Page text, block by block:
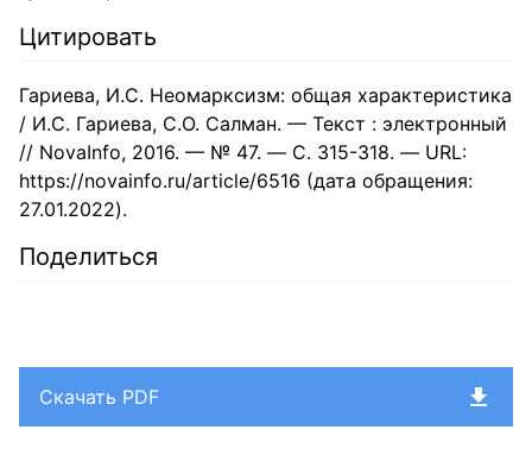
Цитировать
Гариева, И.С. Неомарксизм: общая характеристика
/ И.С. Гариева, С.О. Салман. — Текст : электронный
// NovaInfo, 2016. — № 47. — С. 315-318. — URL:
https://novainfo.ru/article/6516 (дата обращения:
27.01.2022).
Поделиться
Скачать PDF